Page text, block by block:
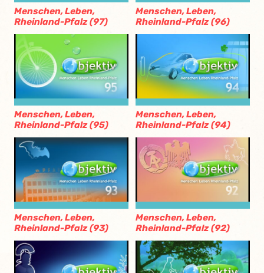
Menschen, Leben,
Rheinland-Pfalz (97)
Menschen, Leben,
Rheinland-Pfalz (96)
Menschen, Leben,
Rheinland-Pfalz (95)
Menschen, Leben,
Rheinland-Pfalz (94)
Menschen, Leben,
Rheinland-Pfalz (93)
Menschen, Leben,
Rheinland-Pfalz (92)